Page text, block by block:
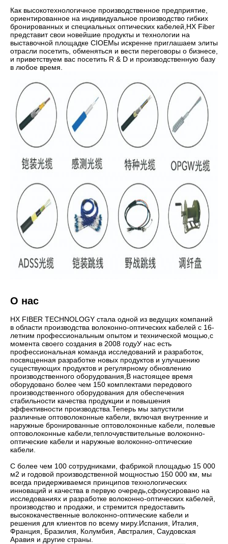
Как высокотехнологичное производственное предприятие,
ориентированное на индивидуальное производство гибких
бронированных и специальных оптических кабелей,HX Fiber
представит свои новейшие продукты и технологии на
выставочной площадке CIOEМы искренне приглашаем элиты
отрасли посетить, обменяться и вести переговоры о бизнесе,
и приветствуем вас посетить R & D и производственную базу
в любое время.
О нас
HX FIBER TECHNOLOGY стала одной из ведущих компаний
в области производства волоконно-оптических кабелей с 16-
летним профессиональным опытом и технической мощью,с
момента своего создания в 2008 годуУ нас есть
профессиональная команда исследований и разработок,
посвященная разработке новых продуктов и улучшению
существующих продуктов и регулярному обновлению
производственного оборудования,В настоящее время
оборудовано более чем 150 комплектами передового
производственного оборудования для обеспечения
стабильности качества продукции и повышения
эффективности производства.Теперь мы запустили
различные оптоволоконные кабели, включая внутренние и
наружные бронированные оптоволоконные кабели, полевые
оптоволоконные кабели,теплочувствительные волоконно-
оптические кабели и наружные волоконно-оптические
кабели.
С более чем 100 сотрудниками, фабрикой площадью 15 000
м2 и годовой производственной мощностью 150 000 км, мы
всегда придерживаемся принципов технологических
инноваций и качества в первую очередь,сфокусировано на
исследованиях и разработке волоконно-оптических кабелей,
производство и продажи, и стремится предоставить
высококачественные волоконно-оптические кабели и
решения для клиентов по всему миру.Испания, Италия,
Франция, Бразилия, Колумбия, Австралия, Саудовская
Аравия и другие страны.